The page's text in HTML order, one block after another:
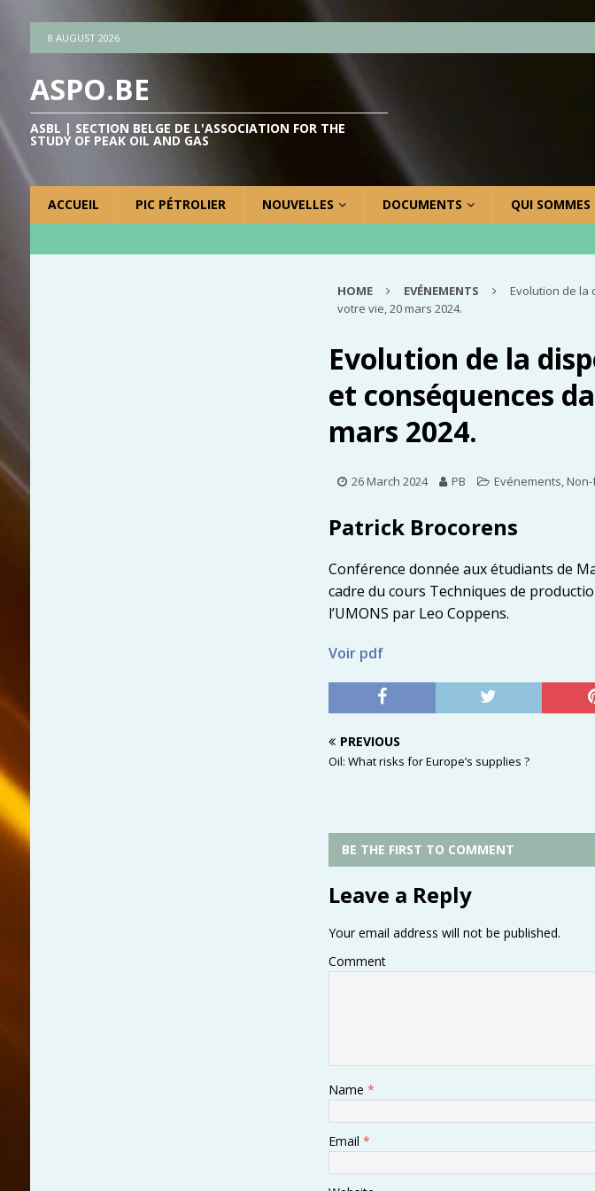
8 AUGUST 2026
ASPO.BE
ASBL | SECTION BELGE DE L'ASSOCIATION FOR THE
STUDY OF PEAK OIL AND GAS
ACCUEIL PIC PÉTROLIER NOUVELLES DOCUMENTS QUI SOMMES
HOME EVÉNEMENTS
Evolution de la
votre vie, 20 mars 2024.
Evolution de la
et conséquences
mars 2024.
26 March 2024 PB Evénements,
Patrick Brocorens
Conférence donnée aux étudiants de
cadre du cours Techniques de
l’UMONS par Leo Coppens.
Voir pdf
PREVIOUS
Oil: What risks for Europe’s supplies ?
BE THE FIRST TO COMMENT
Leave a Reply
Your email address will not be published.
Comment
Name*
Email*